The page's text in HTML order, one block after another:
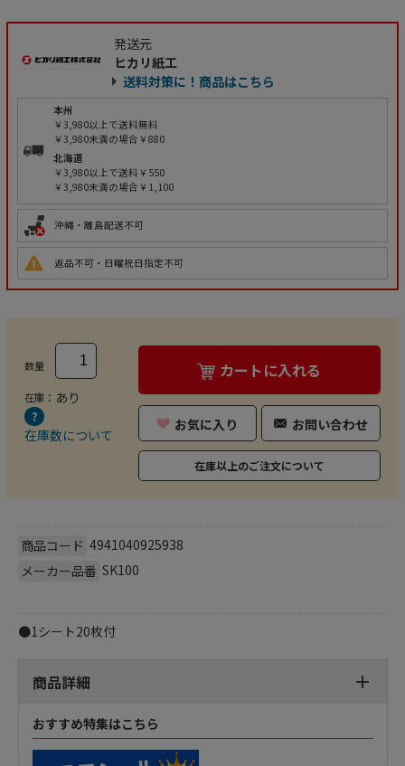
発送元
ヒカリ紙工
送料対策に！商品はこちら
本州
￥3,980以上で送料無料
￥3,980未満の場合￥880
北海道
￥3,980以上で送料￥550
￥3,980未満の場合￥1,100
沖縄・離島配送不可
返品不可・日曜祝日指定不可
数量
在庫： あり
在庫数について
カートに入れる
お気に入り お問い合わせ
在庫以上のご注文について
商品コード 4941040925938
メーカー品番 SK100
●1シート20枚付
商品詳細
おすすめ特集はこちら